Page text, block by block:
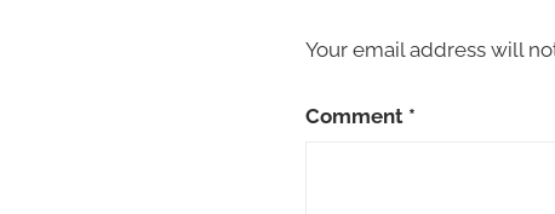
Your email address will
Comment *